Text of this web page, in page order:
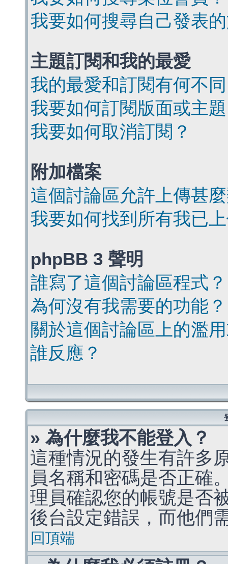
我要如何搜尋自己發表
主題訂閱和我的最愛
我的最愛和訂閱有何不
我要如何訂閱版面或主
我要如何取消訂閱？
附加檔案
這個討論區允許上傳甚
我要如何找到所有我已
phpBB 3 聲明
誰寫了這個討論區程式？
為何沒有我需要的功能？
關於這個討論區上的濫
誰反應？
» 為什麼我不能登入？
這種情況的發生有許多
員名稱和密碼是否正確
理員確認您的帳號是否
後台設定錯誤，而他們
回頂端